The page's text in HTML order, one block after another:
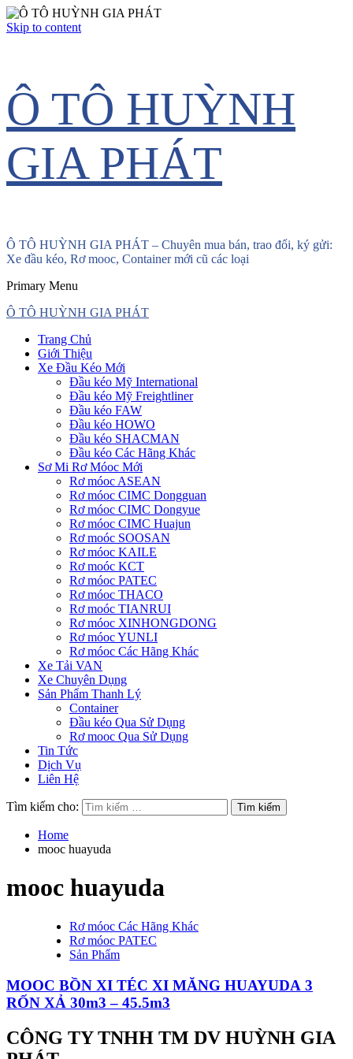
Skip to content
Ô TÔ HUỲNH
GIA PHÁT
Ô TÔ HUỲNH GIA PHÁT – Chuyên mua bán, trao đổi, ký gửi:
Xe đầu kéo, Rơ mooc, Container mới cũ các loại
Primary Menu
Ô TÔ HUỲNH GIA PHÁT
Trang Chủ
Giới Thiệu
Xe Đầu Kéo Mới
Đầu kéo Mỹ International
Đầu kéo Mỹ Freightliner
Đầu kéo FAW
Đầu kéo HOWO
Đầu kéo SHACMAN
Đầu kéo Các Hãng Khác
Sơ Mi Rơ Móoc Mới
Rơ móoc ASEAN
Rơ móoc CIMC Dongguan
Rơ móoc CIMC Dongyue
Rơ móoc CIMC Huajun
Rơ moóc SOOSAN
Rơ móoc KAILE
Rơ moóc KCT
Rơ móoc PATEC
Rơ móoc THACO
Rơ moóc TIANRUI
Rơ móoc XINHONGDONG
Rơ móoc YUNLI
Rơ móoc Các Hãng Khác
Xe Tải VAN
Xe Chuyên Dụng
Sản Phẩm Thanh Lý
Container
Đầu kéo Qua Sử Dụng
Rơ mooc Qua Sử Dụng
Tin Tức
Dịch Vụ
Liên Hệ
Tìm kiếm cho:
Home
mooc huayuda
mooc huayuda
Rơ móoc Các Hãng Khác
Rơ móoc PATEC
Sản Phẩm
MOOC BỒN XI TÉC XI MĂNG HUAYUDA 3
RỐN XẢ 30m3 – 45.5m3
CÔNG TY TNHH TM DV HUỲNH GIA